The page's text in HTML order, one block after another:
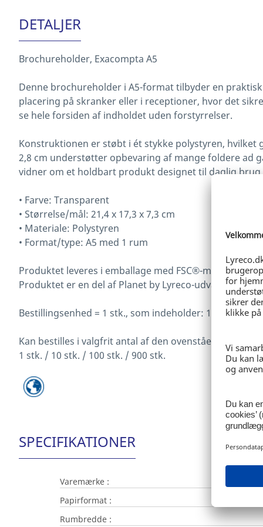
DETALJER
Brochureholder, Exacompta A5
Denne brochureholder i A5-format tilbyder en
placering på skranker eller i receptioner, hvor det
se hele forsiden af indholdet uden forstyrrelser.
Konstruktionen er støbt i ét stykke polystyren,
2,8 cm understøtter opbevaring af mange foldere ad
vidner om et holdbart produkt designet til daglig
• Farve: Transparent
• Størrelse/mål: 21,4 x 17,3 x 7,3 cm
• Materiale: Polystyren
• Format/type: A5 med 1 rum
Produktet leveres i emballage med FSC®-mærke,
Produktet er en del af Planet by Lyreco-udvalget, og
Bestillingsenhed = 1 stk., som indeholder: 1 stk.
Kan bestilles i valgfrit antal af den ovenstående
1 stk. / 10 stk. / 100 stk. / 900 stk.
SPECIFIKATIONER
Varemærke :
Papirformat :
Rumbredde :